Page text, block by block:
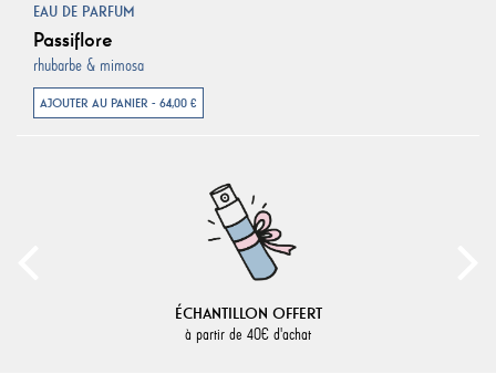
EAU DE PARFUM
Passiflore
rhubarbe & mimosa
AJOUTER AU PANIER - 64,00 €
ÉCHANTILLON OFFERT
à partir de 40€ d'achat